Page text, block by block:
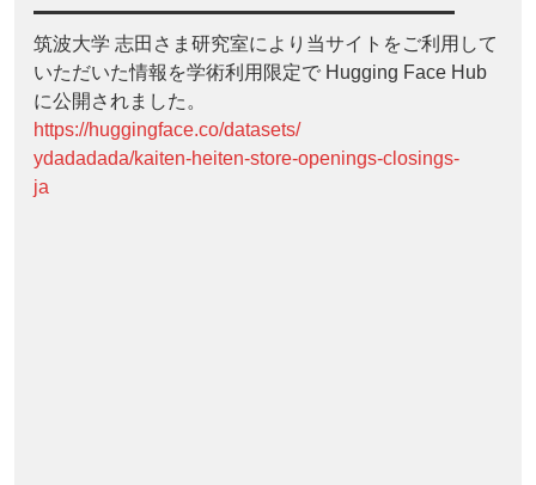
筑波大学 志田さま研究室により当サイトをご利用して
いただいた情報を学術利用限定で Hugging Face Hub
に公開されました。
https://huggingface.co/datasets/
ydadadada/kaiten-heiten-store-openings-closings-
ja